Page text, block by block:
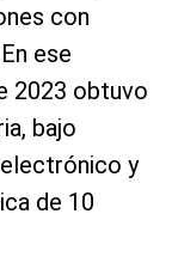
con
ese
2023 obtuvo
bajo
y
de 10